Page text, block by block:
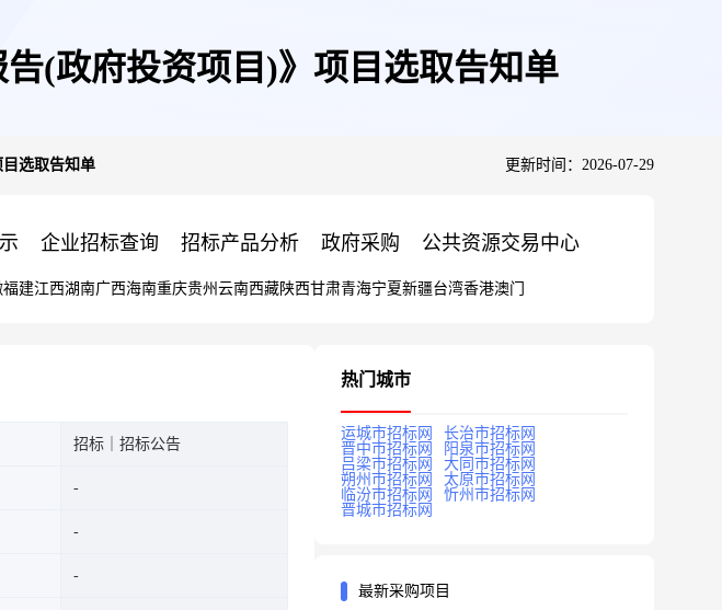
(政府投资项目)》项目选取告知单
选取告知单 更新时间：2026-07-29
企业招标查询 招标产品分析 政府采购 公共资源交易中心
福建江西湖南广西海南重庆贵州 云南西藏陕西甘肃青海宁夏新疆台湾香港澳门
招标｜招标公告
热门城市
运城市招标网
长治市招标网
晋中市招标网
阳泉市招标网
吕梁市招标网
大同市招标网
朔州市招标网
太原市招标网
临汾市招标网
忻州市招标网
晋城市招标网
最新采购项目